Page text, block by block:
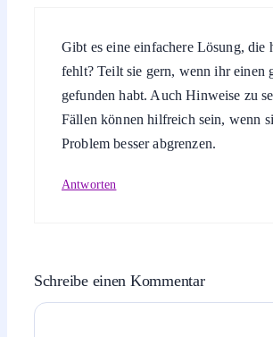
Gibt es eine einfachere Lösung, die
fehlt? Teilt sie gern, wenn ihr einen
gefunden habt. Auch Hinweise zu
Fällen können hilfreich sein, wenn
Problem besser abgrenzen.
Antworten
Schreibe einen Kommentar
Kommentar